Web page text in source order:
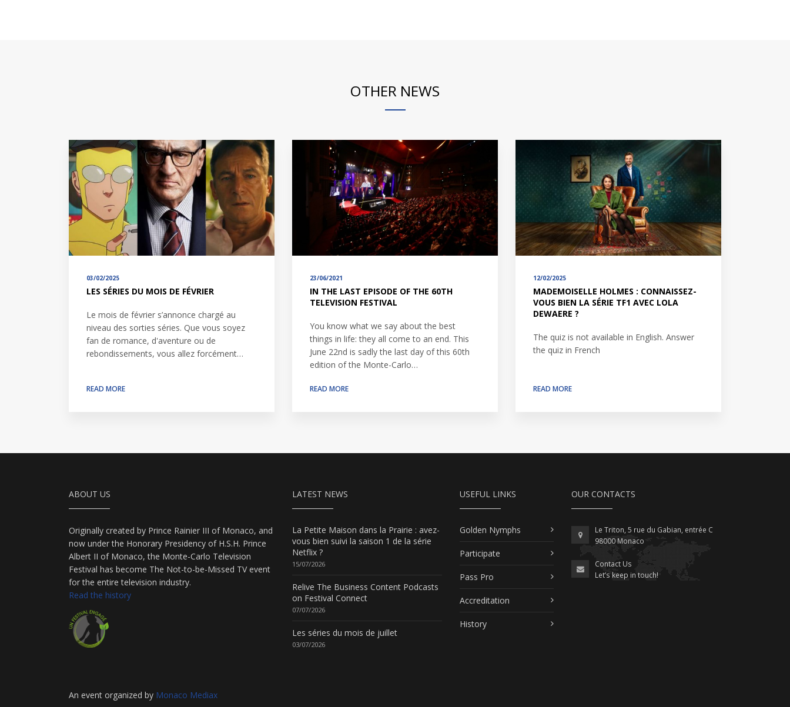
OTHER NEWS
03/02/2025
LES SÉRIES DU MOIS DE FÉVRIER
Le mois de février s’annonce chargé au
niveau des sorties séries. Que vous soyez
fan de romance, d'aventure ou de
rebondissements, vous allez forcément…
READ MORE
23/06/2021
IN THE LAST EPISODE OF THE 60TH
TELEVISION FESTIVAL
You know what we say about the best
things in life: they all come to an end. This
June 22nd is sadly the last day of this 60th
edition of the Monte-Carlo…
READ MORE
12/02/2025
MADEMOISELLE HOLMES : CONNAISSEZ-
VOUS BIEN LA SÉRIE TF1 AVEC LOLA
DEWAERE ?
The quiz is not available in English. Answer
the quiz in French
READ MORE
ABOUT US
Originally created by Prince Rainier III of Monaco, and
now under the Honorary Presidency of H.S.H. Prince
Albert II of Monaco, the Monte-Carlo Television
Festival has become The Not-to-be-Missed TV event
for the entire television industry.
Read the history
LATEST NEWS
La Petite Maison dans la Prairie : avez-
vous bien suivi la saison 1 de la série
Netflix ?
15/07/2026
Relive The Business Content Podcasts
on Festival Connect
07/07/2026
Les séries du mois de juillet
03/07/2026
USEFUL LINKS
Golden Nymphs
Participate
Pass Pro
Accreditation
History
OUR CONTACTS
Le Triton, 5 rue du Gabian, entrée C
98000 Monaco
Contact Us
Let’s keep in touch!
An event organized by Monaco Mediax